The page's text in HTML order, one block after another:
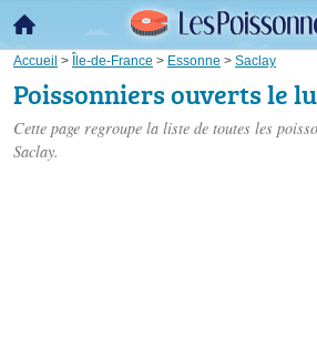
Accueil > Île-de-France > Essonne > Saclay
Poissonniers ouverts le
Cette page regroupe la liste de toutes les
Saclay.